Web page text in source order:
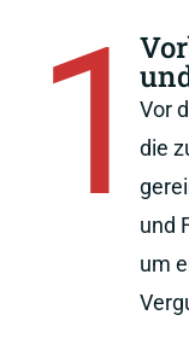
1Vor
die
und
um